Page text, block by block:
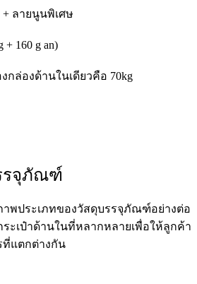
ลายนูนพิเศษ
+ 160 g an)
กล่องด้านในเดียวคือ 70kg
รจุภัณฑ์
าพประเภทของวัสดุบรรจุภัณฑ์อย่างต่อ
ระเป๋าด้านในที่หลากหลายเพื่อให้ลูกค้า
ที่แตกต่างกัน